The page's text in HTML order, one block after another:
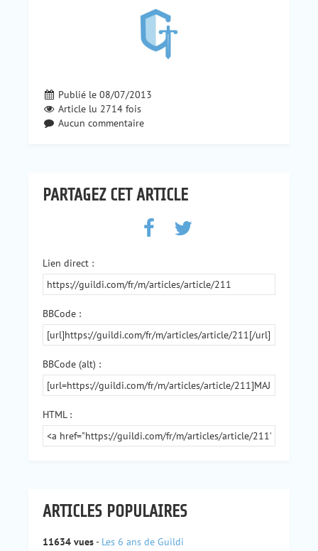
Publié le 08/07/2013
Article lu 2714 fois
Aucun commentaire
PARTAGEZ CET ARTICLE
Lien direct :
BBCode :
BBCode (alt) :
HTML :
ARTICLES POPULAIRES
11634 vues- Les 6 ans de Guildi